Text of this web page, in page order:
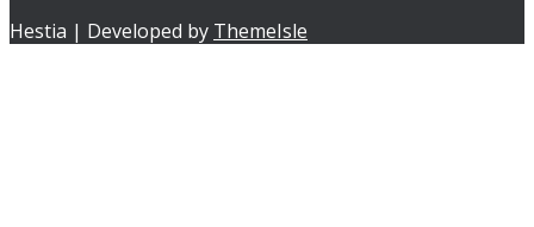
Hestia | Developed by ThemeIsle